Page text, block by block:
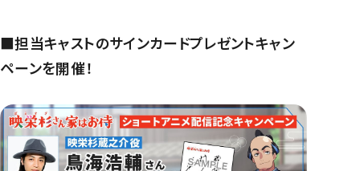
■担当キャストのサインカードプレゼントキャン
ペーンを開催！